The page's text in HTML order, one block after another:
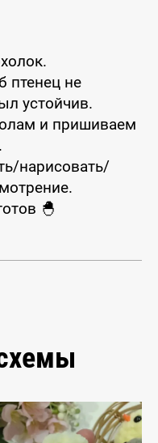
птенец не
устойчив.
и пришиваем
нарисовать/
🐣